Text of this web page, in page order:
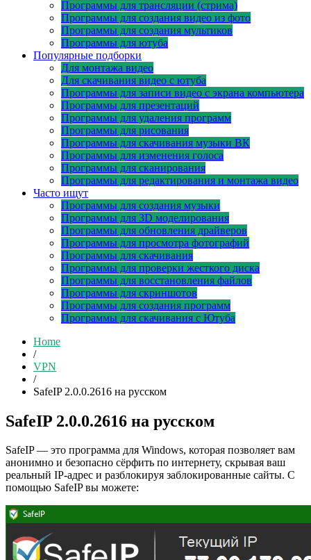
Программы для трансляции (стрима)
Программы для создания видео из фото
Программы для создания мультиков
Программы для ютуба
Популярные подборки
Для монтажа видео
Для скачивания видео с ютуба
Программы для записи видео с экрана компьютера
Программы для презентаций
Программы для удаления программ
Программы для рисования
Программы для скачивания музыки ВК
Программы для изменения голоса
Программы для сканирования
Программы для редактирования и монтажа видео
Часто ищут
Программы для создания музыки
Программы для 3D моделирования
Программы для обновления драйверов
Программы для просмотра фотографий
Программы для скачивания
Программы для проверки жесткого диска
Программы для восстановления файлов
Программы для скриншотов
Программы для создания программ
Программы для скачивания с Ютуба
Home
/
VPN
/
SafeIP 2.0.0.2616 на русском
SafeIP 2.0.0.2616 на русском
SafeIP — это программа для Windows, которая позволяет вам
анонимно и безопасно сёрфить по интернету, скрывая ваш
реальный IP-адрес и разблокируя заблокированные сайты. С
помощью SafeIP вы можете: